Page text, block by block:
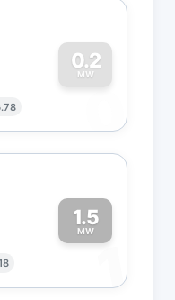
0.2
MW
0
1.5
MW
1